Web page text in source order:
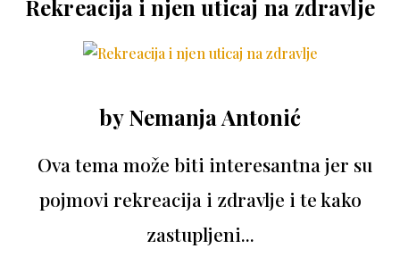
Rekreacija i njen uticaj na zdravlje
byNemanja Antonić
Ova tema može biti interesantna jer su
pojmovi rekreacija i zdravlje i te kako
zastupljeni...